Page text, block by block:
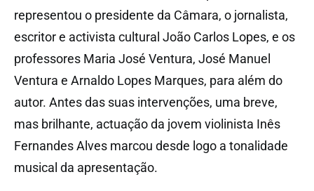
representou o presidente da Câmara, o jornalista,
escritor e activista cultural João Carlos Lopes, e os
professores Maria José Ventura, José Manuel
Ventura e Arnaldo Lopes Marques, para além do
autor. Antes das suas intervenções, uma breve,
mas brilhante, actuação da jovem violinista Inês
Fernandes Alves marcou desde logo a tonalidade
musical da apresentação.